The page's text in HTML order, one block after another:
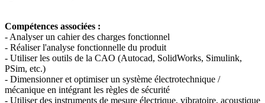
Compétences associées :
- Analyser un cahier des charges fonctionnel
- Réaliser l'analyse fonctionnelle du produit
- Utiliser les outils de la CAO (Autocad, SolidWorks, Simulink,
PSim, etc.)
- Dimensionner et optimiser un système électrotechnique /
mécanique en intégrant les règles de sécurité
- Utiliser des instruments de mesure électrique, vibratoire, acoustique